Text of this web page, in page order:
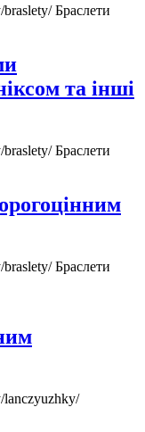
braslety/Браслети
та інші
braslety/Браслети
braslety/Браслети
lanczyuzhky/